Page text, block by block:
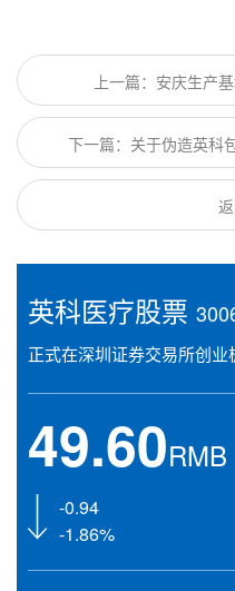
上一篇：安庆生产
英科医疗股票
正式在深圳证券交易所创业
49.60RMB
-0.94
-1.86%